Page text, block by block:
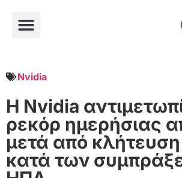
Nvidia
Η Nvidia
ρεκόρ ημερήσιας
μετά από
κατά των